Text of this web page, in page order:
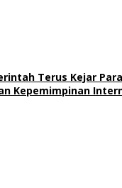
Terus Kejar
Kepemimpinan